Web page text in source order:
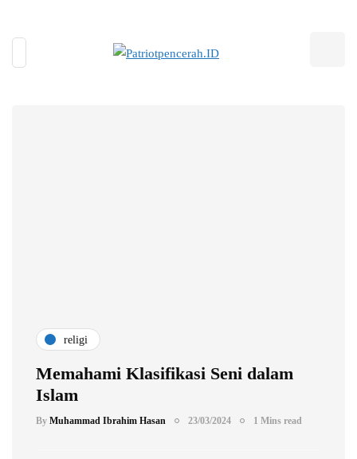
religi
Memahami Klasifikasi Seni dalam
Islam
By Muhammad Ibrahim Hasan 23/03/2024 1 Mins read